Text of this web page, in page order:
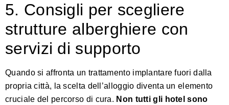
5. Consigli per scegliere
strutture alberghiere con
servizi di supporto
Quando si affronta un trattamento implantare fuori dalla
propria città, la scelta dell’alloggio diventa un elemento
cruciale del percorso di cura. Non tutti gli hotel sono